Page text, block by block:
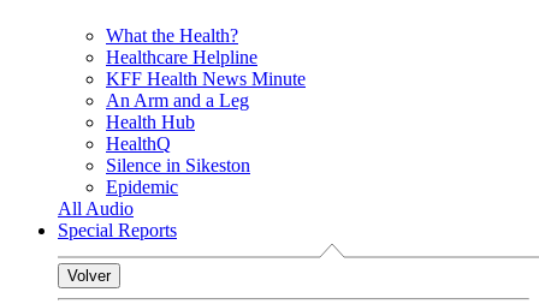
What the Health?
Healthcare Helpline
KFF Health News Minute
An Arm and a Leg
Health Hub
HealthQ
Silence in Sikeston
Epidemic
All Audio
Special Reports
Volver